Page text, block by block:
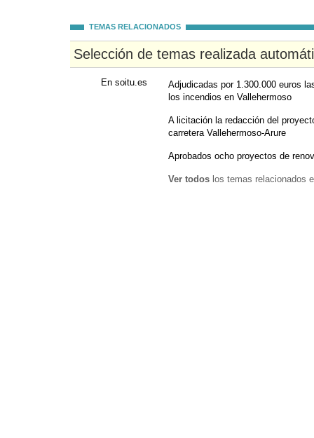
TEMAS RELACIONADOS
Selección de temas realizada
En soitu.es
Adjudicadas por 1.300.000 euros
los incendios en Vallehermoso
A licitación la redacción del
carretera Vallehermoso-Arure
Aprobados ocho proyectos de
Ver todos los temas relacionados